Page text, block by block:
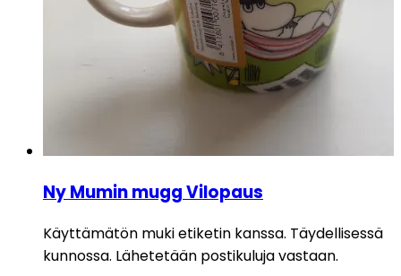
Ny Mumin mugg Vilopaus
Käyttämätön muki etiketin kanssa. Täydellisessä
kunnossa. Lähetetään postikuluja vastaan.